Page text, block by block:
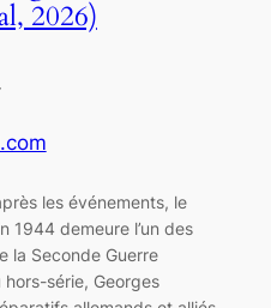
2026)
les événements, le
1944 demeure l’un des
la Seconde Guerre
série, Georges